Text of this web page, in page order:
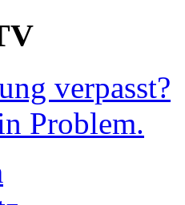
verpasst?